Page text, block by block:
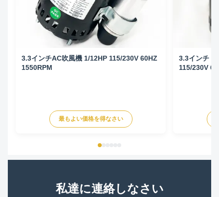
3.3インチAC吹風機 1/12HP 115/230V 60HZ
1550RPM
最もよい価格を得なさい
3.3インチ
115/230V
私達に連絡しなさい